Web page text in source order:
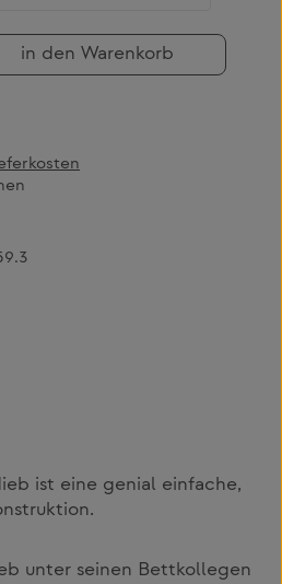
den gewünschten
in den Warenkorb
ist eine genial einfache,
unter seinen Bettkollegen